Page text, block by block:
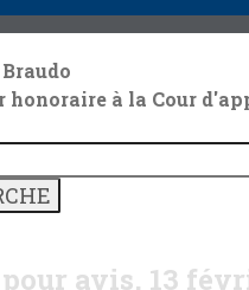
honoraire à la Cour
pour avis, 13